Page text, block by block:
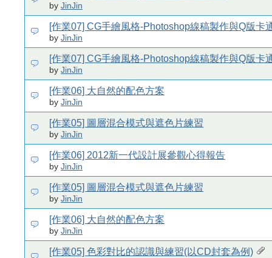
by JinJin
[作業07] CG手繪風格-Photoshop線稿製作與Q版卡
by JinJin
[作業07] CG手繪風格-Photoshop線稿製作與Q版卡
by JinJin
[作業06] 大自然的配色方案
by JinJin
[作業05] 圖層混合模式與遮色片練習
by JinJin
[作業06] 2012新一代設計展參觀心得報告
by JinJin
[作業05] 圖層混合模式與遮色片練習
by JinJin
[作業06] 大自然的配色方案
by JinJin
[作業05] 色彩對比的認識與練習(以CD封套為例)